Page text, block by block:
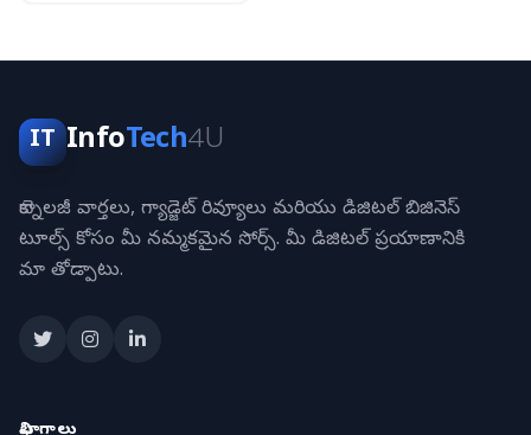
IT InfoTech4U
టెక్నాలజీ వార్తలు, గ్యాడ్జెట్ రివ్యూలు మరియు డిజిటల్ బిజినెస్
టూల్స్ కోసం మీ నమ్మకమైన సోర్స్. మీ డిజిటల్ ప్రయాణానికి
మా తోడ్పాటు.